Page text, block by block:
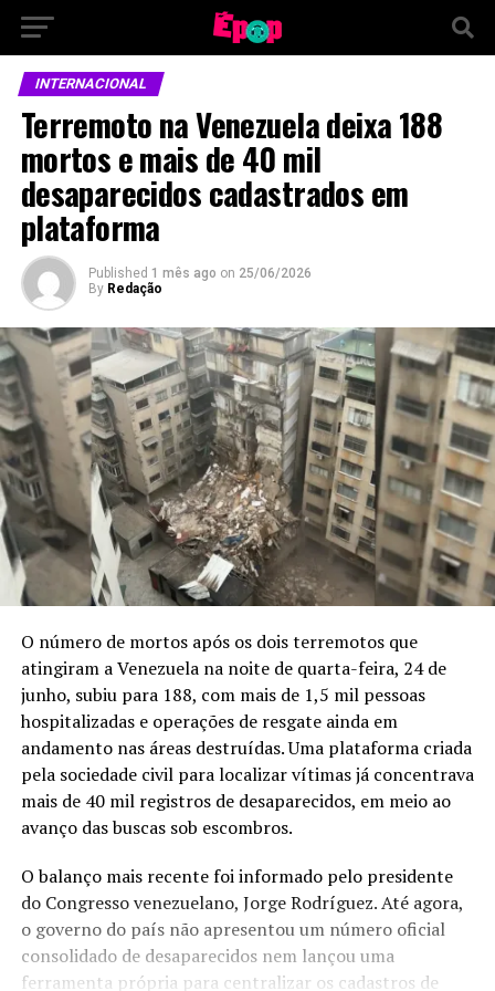
INTERNACIONAL
Terremoto na Venezuela deixa 188
mortos e mais de 40 mil
desaparecidos cadastrados em
plataforma
Published 1 mês ago on 25/06/2026
By Redação
O número de mortos após os dois terremotos que
atingiram a Venezuela na noite de quarta-feira, 24 de
junho, subiu para 188, com mais de 1,5 mil pessoas
hospitalizadas e operações de resgate ainda em
andamento nas áreas destruídas. Uma plataforma criada
pela sociedade civil para localizar vítimas já concentrava
mais de 40 mil registros de desaparecidos, em meio ao
avanço das buscas sob escombros.
O balanço mais recente foi informado pelo presidente
do Congresso venezuelano, Jorge Rodríguez. Até agora,
o governo do país não apresentou um número oficial
consolidado de desaparecidos nem lançou uma
ferramenta própria para centralizar os cadastros de